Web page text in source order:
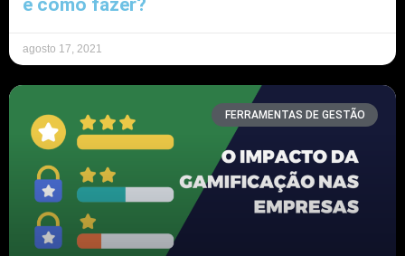
e como fazer?
agosto 17, 2021
FERRAMENTAS DE GESTÃO